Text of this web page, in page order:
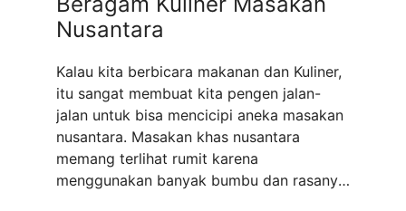
Nusantara
Kalau kita berbicara makanan dan Kuliner,
itu sangat membuat kita pengen jalan-
jalan untuk bisa mencicipi aneka masakan
nusantara. Masakan khas nusantara
memang terlihat rumit karena
menggunakan banyak bumbu dan rasanya